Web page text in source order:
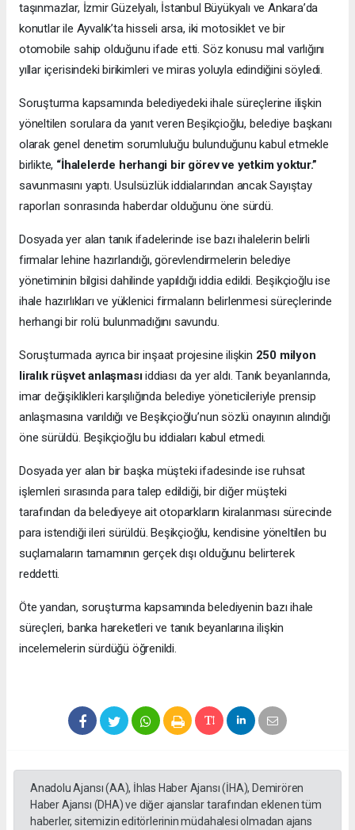
taşınmazlar, İzmir Güzelyalı, İstanbul Büyükyalı ve Ankara’da
konutlar ile Ayvalık’ta hisseli arsa, iki motosiklet ve bir
otomobile sahip olduğunu ifade etti. Söz konusu mal varlığını
yıllar içerisindeki birikimleri ve miras yoluyla edindiğini söyledi.
Soruşturma kapsamında belediyedeki ihale süreçlerine ilişkin
yöneltilen sorulara da yanıt veren Beşikçioğlu, belediye başkanı
olarak genel denetim sorumluluğu bulunduğunu kabul etmekle
birlikte, “İhalelerde herhangi bir görev ve yetkim yoktur.”
savunmasını yaptı. Usulsüzlük iddialarından ancak Sayıştay
raporları sonrasında haberdar olduğunu öne sürdü.
Dosyada yer alan tanık ifadelerinde ise bazı ihalelerin belirli
firmalar lehine hazırlandığı, görevlendirmelerin belediye
yönetiminin bilgisi dahilinde yapıldığı iddia edildi. Beşikçioğlu ise
ihale hazırlıkları ve yüklenici firmaların belirlenmesi süreçlerinde
herhangi bir rolü bulunmadığını savundu.
Soruşturmada ayrıca bir inşaat projesine ilişkin 250 milyon
liralık rüşvet anlaşmasıiddiası da yer aldı. Tanık beyanlarında,
imar değişiklikleri karşılığında belediye yöneticileriyle prensip
anlaşmasına varıldığı ve Beşikçioğlu’nun sözlü onayının alındığı
öne sürüldü. Beşikçioğlu bu iddiaları kabul etmedi.
Dosyada yer alan bir başka müşteki ifadesinde ise ruhsat
işlemleri sırasında para talep edildiği, bir diğer müşteki
tarafından da belediyeye ait otoparkların kiralanması sürecinde
para istendiği ileri sürüldü. Beşikçioğlu, kendisine yöneltilen bu
suçlamaların tamamının gerçek dışı olduğunu belirterek
reddetti.
Öte yandan, soruşturma kapsamında belediyenin bazı ihale
süreçleri, banka hareketleri ve tanık beyanlarına ilişkin
incelemelerin sürdüğü öğrenildi.
Anadolu Ajansı (AA), İhlas Haber Ajansı (İHA), Demirören
Haber Ajansı (DHA) ve diğer ajanslar tarafından eklenen tüm
haberler, sitemizin editörlerinin müdahalesi olmadan ajans